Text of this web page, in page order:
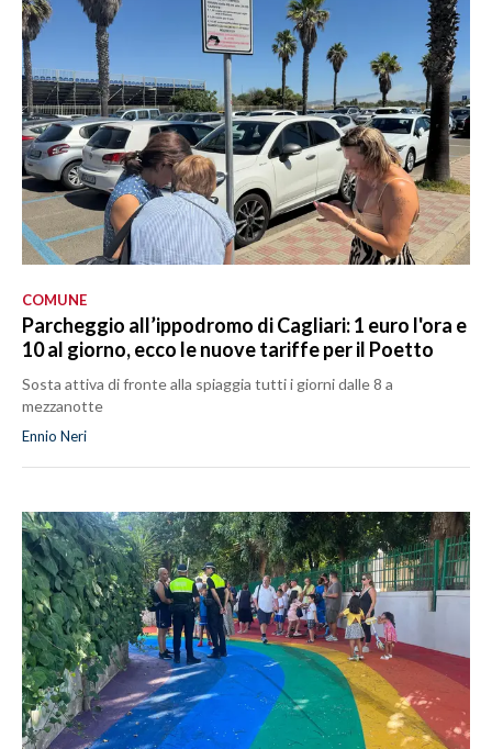
COMUNE
Parcheggio all’ippodromo di Cagliari: 1 euro l'ora e
10 al giorno, ecco le nuove tariffe per il Poetto
Sosta attiva di fronte alla spiaggia tutti i giorni dalle 8 a
mezzanotte
Ennio Neri